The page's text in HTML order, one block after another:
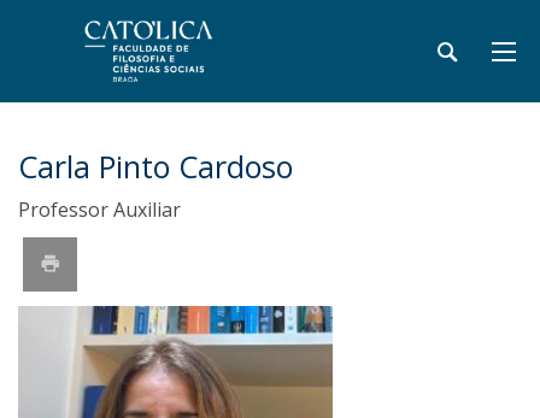
Carla Pinto Cardoso
Professor Auxiliar